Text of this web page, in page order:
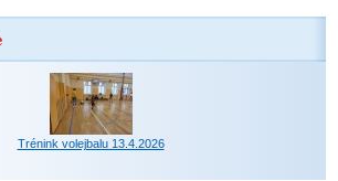
Trénink volejbalu 13.4.2026